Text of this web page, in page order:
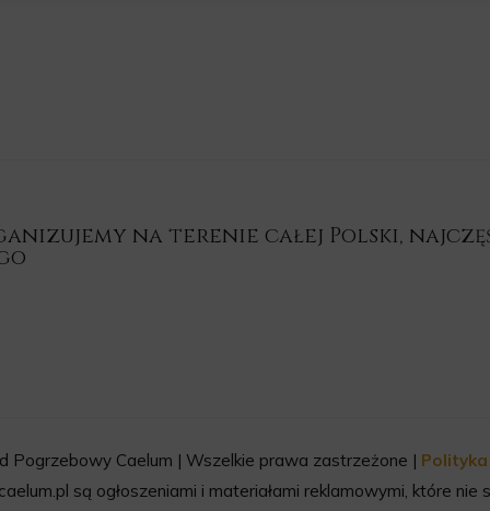
na terenie całej Polski,
Pogrzebowy Caelum | Wszelkie prawa zastrzeżone |
są ogłoszeniami i materiałami reklamowymi, które